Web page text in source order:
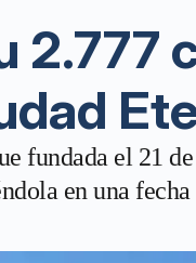
2.777
fundada el 21
en una